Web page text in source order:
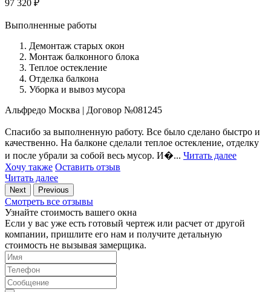
97 320 ₽
Выполненные работы
Демонтаж старых окон
Монтаж балконного блока
Теплое остекление
Отделка балкона
Уборка и вывоз мусора
Альфредо Москва | Договор №081245
Спасибо за выполненную работу. Все было сделано быстро и
качественно. На балконе сделали теплое остекление, отделку
и после убрали за собой весь мусор. И�... Читать далее
Хочу также Оставить отзыв
Читать далее
Next Previous
Смотреть все отзывы
Узнайте стоимость вашего окна
Если у вас уже есть готовый чертеж или расчет от другой
компании, пришлите его нам и получите детальную
стоимость не вызывая замерщика.